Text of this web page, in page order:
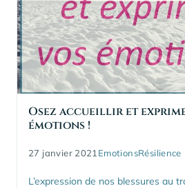
Osez accueillir et
émotions !
27 janvier 2021 EmotionsRésilience
L’expression de nos blessures au